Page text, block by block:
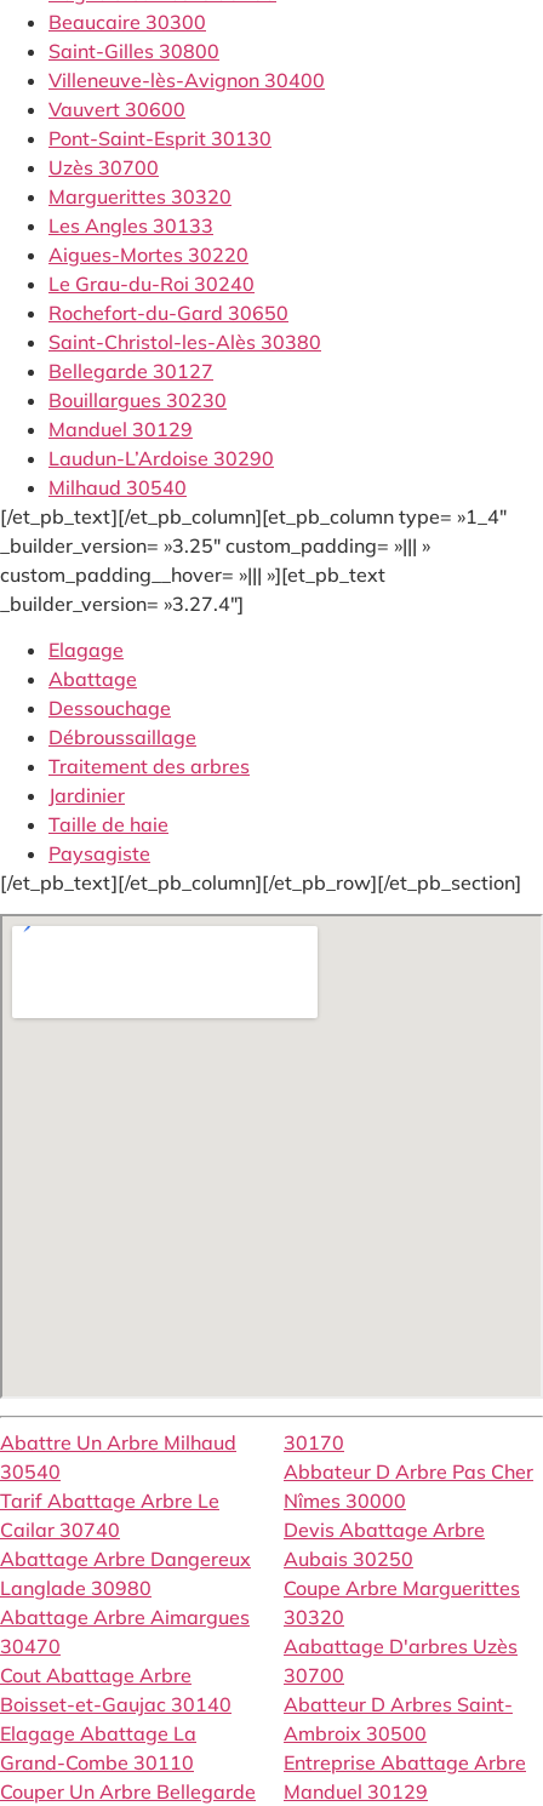
Beaucaire 30300
Saint-Gilles 30800
Villeneuve-lès-Avignon 30400
Vauvert 30600
Pont-Saint-Esprit 30130
Uzès 30700
Marguerittes 30320
Les Angles 30133
Aigues-Mortes 30220
Le Grau-du-Roi 30240
Rochefort-du-Gard 30650
Saint-Christol-les-Alès 30380
Bellegarde 30127
Bouillargues 30230
Manduel 30129
Laudun-L’Ardoise 30290
Milhaud 30540
[/et_pb_text][/et_pb_column][et_pb_column type= »1_4″
_builder_version= »3.25″ custom_padding= »||| »
custom_padding__hover= »||| »][et_pb_text
_builder_version= »3.27.4″]
Elagage
Abattage
Dessouchage
Débroussaillage
Traitement des arbres
Jardinier
Taille de haie
Paysagiste
[/et_pb_text][/et_pb_column][/et_pb_row][/et_pb_section]
Abattre Un Arbre Milhaud
30540
Tarif Abattage Arbre Le
Cailar 30740
Abattage Arbre Dangereux
Langlade 30980
Abattage Arbre Aimargues
30470
Cout Abattage Arbre
Boisset-et-Gaujac 30140
Elagage Abattage La
Grand-Combe 30110
Couper Un Arbre Bellegarde
30170
Abbateur D Arbre Pas Cher
Nîmes 30000
Devis Abattage Arbre
Aubais 30250
Coupe Arbre Marguerittes
30320
Aabattage D'arbres Uzès
30700
Abatteur D Arbres Saint-
Ambroix 30500
Entreprise Abattage Arbre
Manduel 30129